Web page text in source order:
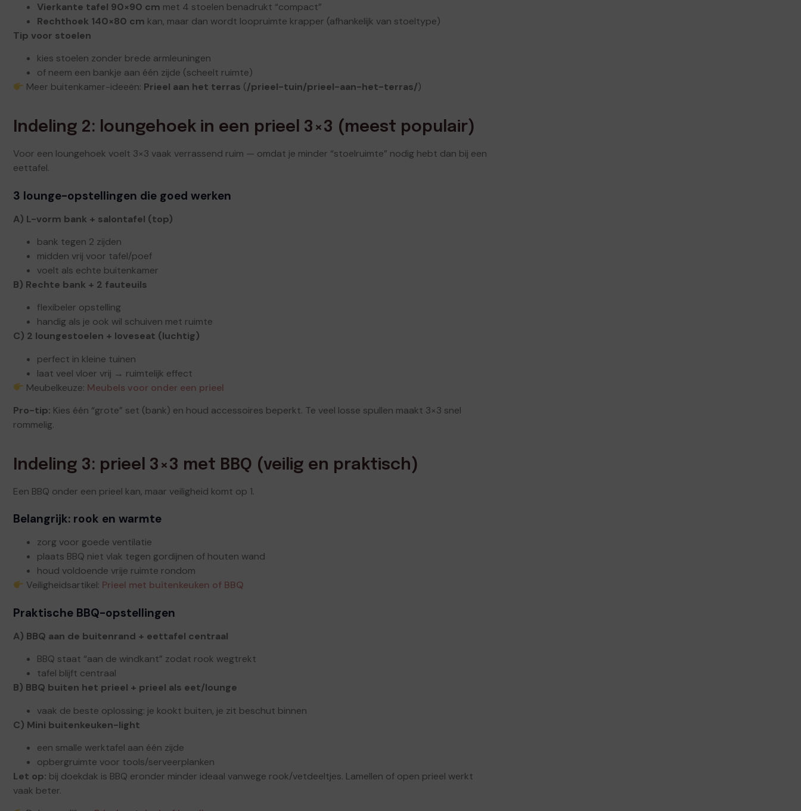
Vierkante tafel 90×90 cm met 4 stoelen benadrukt “compact”
Rechthoek 140×80 cm kan, maar dan wordt loopruimte krapper (afhankelijk van stoeltype)
Tip voor stoelen
kies stoelen zonder brede armleuningen
of neem een bankje aan één zijde (scheelt ruimte)
Meer buitenkamer-ideeën: Prieel aan het terras (/prieel-tuin/prieel-aan-het-terras/)
Indeling 2: loungehoek in een prieel 3×3 (meest populair)
Voor een loungehoek voelt 3×3 vaak verrassend ruim — omdat je minder “stoelruimte” nodig hebt dan bij een
eettafel.
3 lounge-opstellingen die goed werken
A) L-vorm bank + salontafel (top)
bank tegen 2 zijden
midden vrij voor tafel/poef
voelt als echte buitenkamer
B) Rechte bank + 2 fauteuils
flexibeler opstelling
handig als je ook wil schuiven met ruimte
C) 2 loungestoelen + loveseat (luchtig)
perfect in kleine tuinen
laat veel vloer vrij → ruimtelijk effect
Meubelkeuze: Meubels voor onder een prieel
Pro-tip: Kies één “grote” set (bank) en houd accessoires beperkt. Te veel losse spullen maakt 3×3 snel
rommelig.
Indeling 3: prieel 3×3 met BBQ (veilig en praktisch)
Een BBQ onder een prieel kan, maar veiligheid komt op 1.
Belangrijk: rook en warmte
zorg voor goede ventilatie
plaats BBQ niet vlak tegen gordijnen of houten wand
houd voldoende vrije ruimte rondom
Veiligheidsartikel: Prieel met buitenkeuken of BBQ
Praktische BBQ-opstellingen
A) BBQ aan de buitenrand + eettafel centraal
BBQ staat “aan de windkant” zodat rook wegtrekt
tafel blijft centraal
B) BBQ buiten het prieel + prieel als eet/lounge
vaak de beste oplossing: je kookt buiten, je zit beschut binnen
C) Mini buitenkeuken-light
een smalle werktafel aan één zijde
opbergruimte voor tools/serveerplanken
Let op: bij doekdak is BBQ eronder minder ideaal vanwege rook/vetdeeltjes. Lamellen of open prieel werkt
vaak beter.